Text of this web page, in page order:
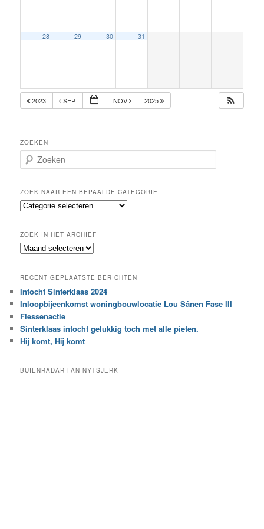
28 29 30 31
2023 SEP NOV 2025
ZOEKEN
o
k
e
n
ZOEK NAAR EEN BEPAALDE CATEGORIE
Z
k
n
e
e
n
b
e
a
ZOEK IN HET ARCHIEF
Z
k
i
n
h
e
t
c
RECENT GEPLAATSTE BERICHTEN
Intocht Sinterklaas 2024
Inloopbijeenkomst woningbouwlocatie Lou Sânen Fase III
Flessenactie
Sinterklaas intocht gelukkig toch met alle pieten.
Hij komt, Hij komt
BUIENRADAR FAN NYTSJERK